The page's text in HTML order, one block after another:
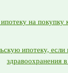
на покупку
ипотеку, если
здравоохранения